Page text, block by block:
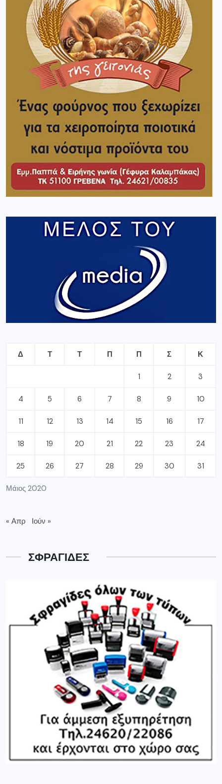
Μάιος 2020
Δ Τ Τ Π Π Σ Κ
1 2 3
4 5 6 7 8 9 10
11 12 13 14 15 16 17
18 19 20 21 22 23 24
25 26 27 28 29 30 31
« Απρ Ιούν »
ΣΦΡΑΓΙΔΕΣ